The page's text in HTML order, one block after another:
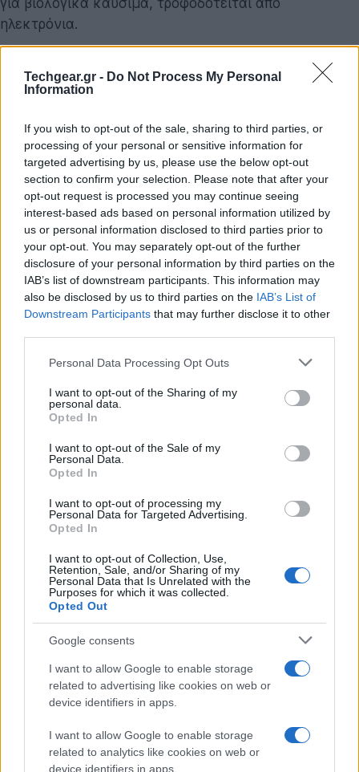
Techgear.gr - Do Not Process My Personal
Information
If you wish to opt-out of the sale, sharing to third parties, or
processing of your personal or sensitive information for
targeted advertising by us, please use the below opt-out
section to confirm your selection. Please note that after your
opt-out request is processed you may continue seeing
interest-based ads based on personal information utilized by
us or personal information disclosed to third parties prior to
your opt-out. You may separately opt-out of the further
disclosure of your personal information by third parties on the
IAB’s list of downstream participants. This information may
also be disclosed by us to third parties on the IAB’s List of
Downstream Participants that may further disclose it to other
Please note that this website/app uses one or more Google
not limited to your visit or usage behaviour. You may click to
grant or deny consent to Google and its third-party tags to
use your data for below specified purposes in below Google
consent section.
Personal Data Processing Opt Outs
I want to opt-out of the Sharing of my
personal data.
Opted In
I want to opt-out of the Sale of my
Personal Data.
Opted In
I want to opt-out of processing my
Personal Data for Targeted Advertising.
Opted In
I want to opt-out of Collection, Use,
Retention, Sale, and/or Sharing of my
Personal Data that Is Unrelated with the
Purposes for which it was collected.
Opted Out
Google consents
I want to allow Google to enable storage
related to advertising like cookies on web or
device identifiers in apps.
I want to allow Google to enable storage
related to analytics like cookies on web or
device identifiers in apps.
για βιολογικά καύσιμα, τροφοδοτείται από
ηλεκτρόνια.
Όταν το κίτρινο υγρό εκτεθεί σε πηγή ενέργειας,
υφίσταται μια εντυπωσιακή φυσικοχημική
Σε αυτή την κατάσταση, οι δεσμοί του έχουν
κλειδώσει τα ηλεκτρόνια, επιτρέποντας την
αποθήκευση της ενέργειας για αρκετούς μήνες χωρίς
απώλειες. Όταν παραστεί ανάγκη, η ενέργεια αυτή
μπορεί να αντληθεί για την τροφοδότηση χημικών
αντιδράσεων ή ηλεκτρονικών συσκευών. Η
διαδικασία "επαναφοράς" (reset) είναι εξίσου απλή,
καθότι η επαφή με το οξυγόνο του ατμοσφαιρικού
αέρα αρκεί για να διαλυθεί το τζελ και να επιστρέψει
στην αρχική υγρή του μορφή, έτοιμο για τον επόμενο
Η δομή του ANI-MV: Ο ρόλος του φωτός και
των ηλεκτρονίων
Η αρχιτεκτονική του υλικού A
αμινο-ναφθαλινίου(ANI) που αντιδρά στο φως, και
μεθυλο-βιολογόνου
αποθήκευση των ηλεκτρονίων. Κατά την απορρόφηση
φωτονίων, το ANI δωρίζει ηλεκτρόνια στο MV,
ξεκινώντας τον κύκλο αποθήκευσης.
Μόλις η μονάδα MV εμπλουτιστεί με ηλεκτρόνια, τα
γειτονικά μόρια αρχίζουν να έλκονται ισχυρά μεταξύ
τους, δημιουργώντας δομές που ονομάζονται "pimers".
Αυτές οι ενώσεις στη συνέχεια οργανώνονται σε
ημιαγώγιμες νανοκορδέλες νανοκλίμακας. Λόγω των
αποεντοπισμένων ηλεκτρονίων κατά μήκος αυτών
των κορδελών, το ηλεκτρικό φορτίο ρέει ελεύθερα
μόρια. Καθώς αυτές οι νανοσκοπικές κορδέλες
περιπλέκονται, σχηματίζουν το χαρακτηριστικό